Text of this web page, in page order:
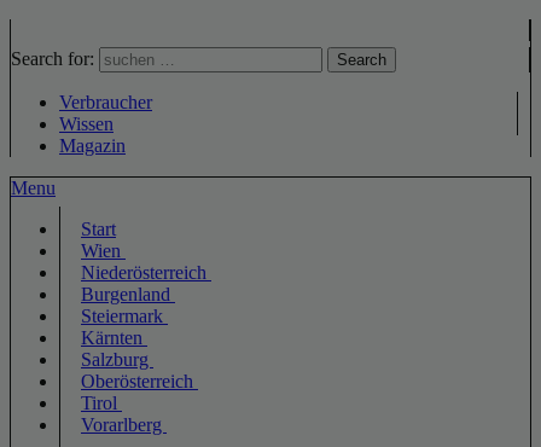
Search for: Search
Verbraucher
Wissen
Magazin
Menu
Start
Wien
Niederösterreich
Burgenland
Steiermark
Kärnten
Salzburg
Oberösterreich
Tirol
Vorarlberg